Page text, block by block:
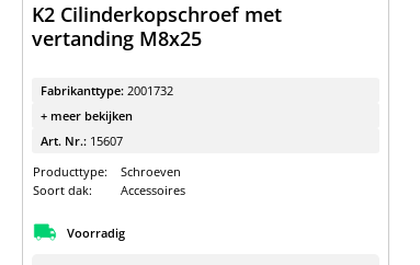
K2 Cilinderkopschroef met
vertanding M8x25
Fabrikanttype: 2001732
+ meer bekijken
Art. Nr.: 15607
Producttype:
Schroeven
Soort dak:
Accessoires
Voorradig